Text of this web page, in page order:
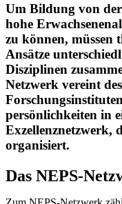
Um Bildung von
hohe
zu können, müssen
Ansätze
Disziplinen
Netzwerk vereint
persönlichkeiten in
Exzellenznetzwerk,
organisiert.
Das NEPS-